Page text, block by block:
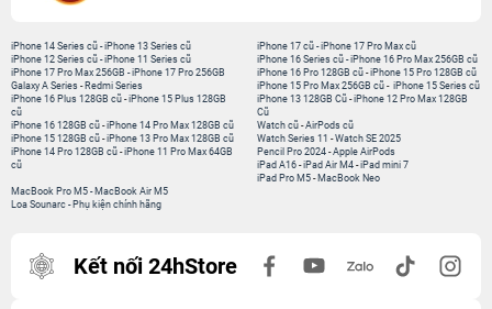
iPhone 14 Series cũ -iPhone 13 Series cũ
iPhone 12 Series cũ -iPhone 11 Series cũ
iPhone 17 Pro Max 256GB -iPhone 17 Pro 256GB
Galaxy A Series - Redmi Series
iPhone 17 cũ -iPhone 17 Pro Max cũ
iPhone 16 Series cũ - iPhone 16 Pro Max 256GB cũ
iPhone 16 Pro 128GB cũ -iPhone 15 Pro 128GB cũ
iPhone 15 Pro Max 256GB cũ - iPhone 15 Series cũ
iPhone 16 Plus 128GB cũ -iPhone 15 Plus 128GB
cũ
iPhone 16 128GB cũ -iPhone 14 Pro Max 128GB cũ
iPhone 15 128GB cũ -iPhone 13 Pro Max 128GB cũ
iPhone 14 Pro 128GB cũ -iPhone 11 Pro Max 64GB
cũ
iPhone 13 128GB Cũ -iPhone 12 Pro Max 128GB
Cũ
Watch cũ -AirPods cũ
Watch Series 11 -Watch SE 2025
Pencil Pro 2024 -Apple AirPods
iPad A16 -iPad Air M4 -iPad mini 7
iPad Pro M5 - MacBook Neo
MacBook Pro M5 - MacBook Air M5
Loa Sounarc - Phụ kiện chính hãng
Kết nối 24hStore